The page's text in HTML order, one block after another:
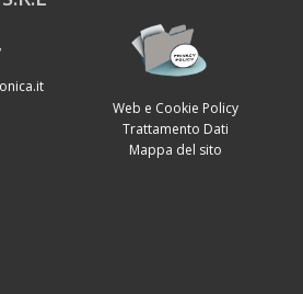
Web e Cookie Policy
Trattamento Dati
Mappa del sito